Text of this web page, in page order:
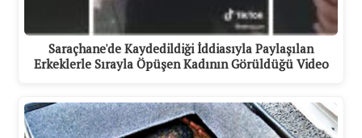
Saraçhane'de Kaydedildiği İddiasıyla Paylaşılan
Erkeklerle Sırayla Öpüşen Kadının Görüldüğü Video